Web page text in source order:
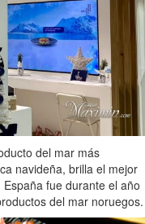
del mar más
navideña, brilla el mejor
fue durante el año
del mar noruegos.